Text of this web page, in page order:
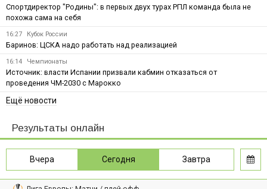
Спортдиректор "Родины": в первых двух турах РПЛ команда была не
похожа сама на себя
16:27 Кубок России
Баринов: ЦСКА надо работать над реализацией
16:14 Чемпионаты
Источник: власти Испании призвали кабмин отказаться от
проведения ЧМ-2030 с Марокко
Ещё новости
Результаты онлайн
Вчера Сегодня Завтра